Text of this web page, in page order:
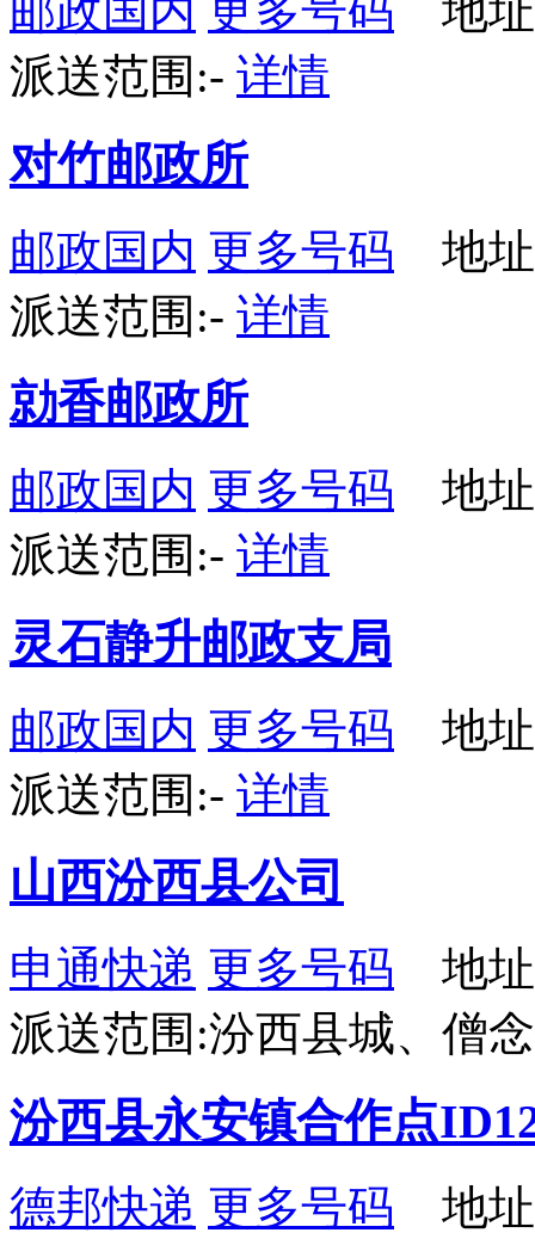
邮政国内 更多号码 地址
派送范围:- 详情
对竹邮政所
邮政国内 更多号码 地址
派送范围:- 详情
勍香邮政所
邮政国内 更多号码 地址
派送范围:- 详情
灵石静升邮政支局
邮政国内 更多号码 地址
派送范围:- 详情
山西汾西县公司
申通快递 更多号码 地址
派送范围:汾西县城、僧
汾西县永安镇合作点
德邦快递 更多号码 地址